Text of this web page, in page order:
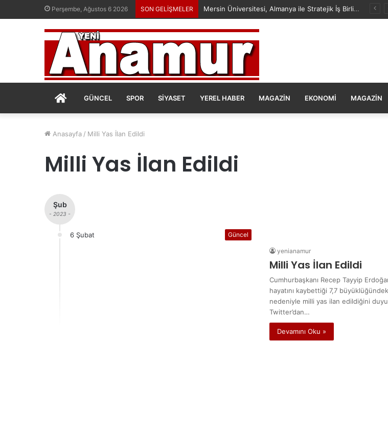
Perşembe, Ağustos 6 2026 SON GELİŞMELER Mersin Üniversitesi, Almanya ile Stratejik İş Birliğinde Yeni Dönem Başlattı
ANASAYFA
GÜNCEL SPOR SIYASET YEREL HABER MAGAZIN EKONOMI MAGAZIN
Anasayfa / Milli Yas İlan Edildi
Milli Yas İlan Edildi
Şub
- 2023 -
6 Şubat Güncel
yenianamur
Milli Yas İlan Edildi
Cumhurbaşkanı Recep Tayyip
hayatını kaybettiği 7,7
nedeniyle milli yas ilan edildiğini
Twitter’dan…
Devamını Oku »